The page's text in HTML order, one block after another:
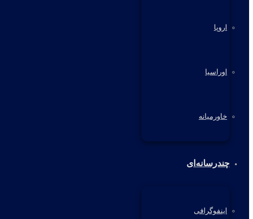
اروپا
اوراسیا
خاورمیانه
چندرسانه‌ای
اینفوگرافی